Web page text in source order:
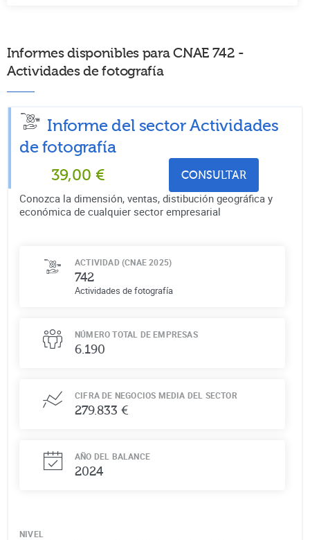
Informes disponibles para CNAE 742 -
Actividades de fotografía
Informe del sector Actividades
de fotografía
39,00 € CONSULTAR
Conozca la dimensión, ventas, distibución geográfica y
económica de cualquier sector empresarial
ACTIVIDAD (CNAE 2025)
742
Actividades de fotografía
NÚMERO TOTAL DE EMPRESAS
6.190
CIFRA DE NEGOCIOS MEDIA DEL SECTOR
279.833 €
AÑO DEL BALANCE
2024
NIVEL